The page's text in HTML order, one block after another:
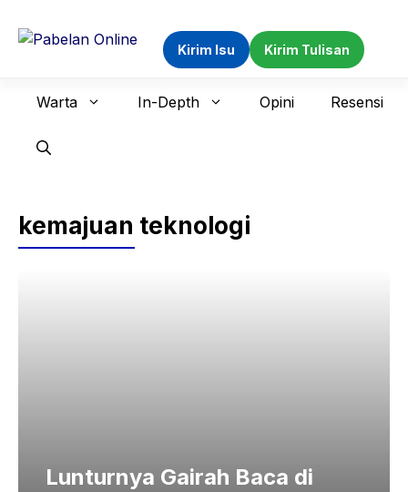
Kirim Isu Kirim Tulisan
Warta In-Depth Opini Resensi
kemajuan teknologi
Lunturnya Gairah Baca di